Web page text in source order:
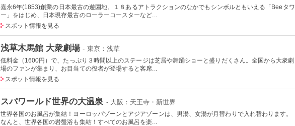
嘉永6年(1853)創業の日本最古の遊園地。１８あるアトラクションのなかでもシンボルともいえる「Beeタワ
ー」をはじめ、日本現存最古のローラーコースターなど...
スポット情報を見る
浅草木馬館 大衆劇場 - 東京：浅草
低料金（1600円）で、たっぷり３時間以上のステージは芝居や舞踊ショーと盛りだくさん。全国から大衆劇
場のファンが集まり、お目当ての役者が登場すると客席...
スポット情報を見る
スパワールド世界の大温泉 - 大阪：天王寺・新世界
世界各国のお風呂が集結！ヨーロッパゾーンとアジアゾーンは、男湯、女湯が月替わりで入れ替わります。
なんと、世界各国の岩盤浴も集結！すべてのお風呂を楽...